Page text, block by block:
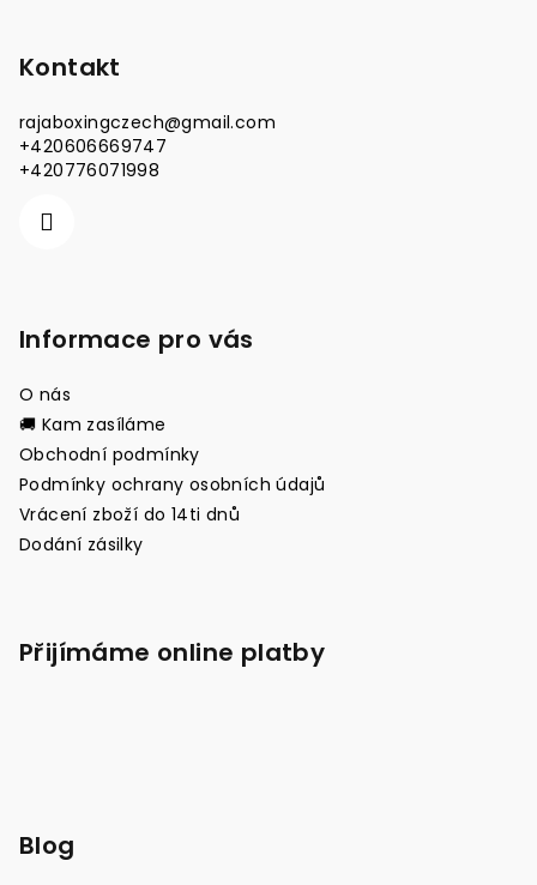
Kontakt
rajaboxingczech@gmail.com
+420606669747
+420776071998
Informace pro vás
O nás
🚚 Kam zasíláme
Obchodní podmínky
Podmínky ochrany osobních údajů
Vrácení zboží do 14ti dnů
Dodání zásilky
Přijímáme online platby
Blog